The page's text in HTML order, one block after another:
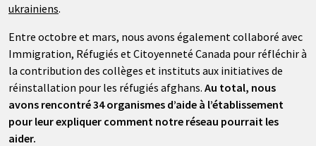
ukrainiens.
Entre octobre et mars, nous avons également collaboré avec
Immigration, Réfugiés et Citoyenneté Canada pour réfléchir à
la contribution des collèges et instituts aux initiatives de
réinstallation pour les réfugiés afghans. Au total, nous
avons rencontré 34 organismes d’aide à l’établissement
pour leur expliquer comment notre réseau pourrait les
aider.